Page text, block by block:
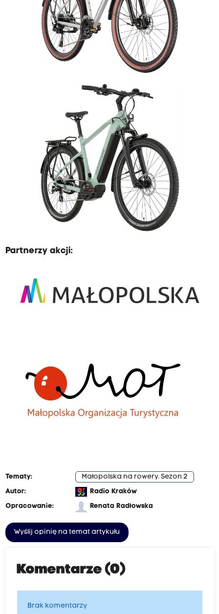
Partnerzy akcji:
Tematy:
Małopolska na rowery. Sezon 2
Autor:
Radio Kraków
Opracowanie:
Renata Radłowska
Wyślij opinię na temat artykułu
Komentarze (0)
Brak komentarzy